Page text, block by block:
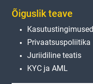
Õiguslik teave
Kasutustingimused
Privaatsuspoliitika
Juriidiline teatis
KYC ja AML